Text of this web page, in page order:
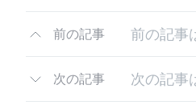
前の記事 前の記事
次の記事 次の記事